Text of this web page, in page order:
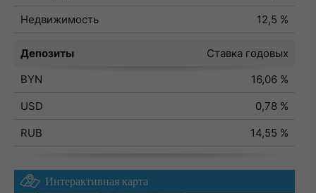
Недвижимость
12,5 %
Депозиты
Ставка годовых
BYN
16,06 %
USD
0,78 %
RUB
14,55 %
Интерактивная карта